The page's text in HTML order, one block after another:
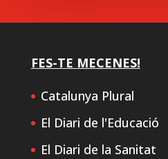
FES-TE MECENES!
Catalunya Plural
El Diari de l'Educació
El Diari de la Sanitat